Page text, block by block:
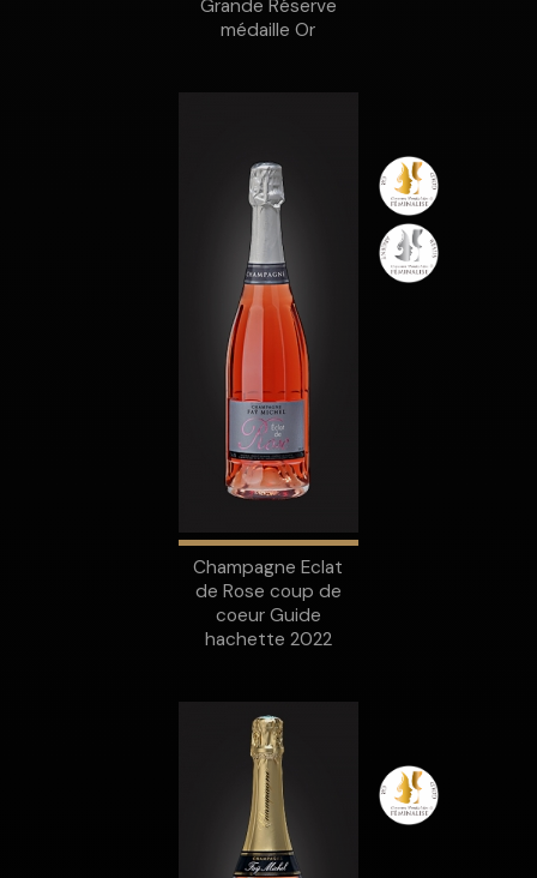
Grande Réserve
médaille Or
Champagne Eclat
de Rose coup de
coeur Guide
hachette 2022